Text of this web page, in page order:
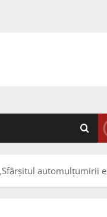
automulţumirii